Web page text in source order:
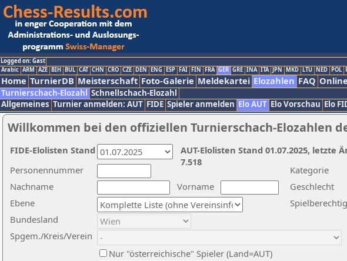
Logged on: Gast
Arabic ARM AZE BIH BUL CAT CHN CRO CZE DEN ENG ESP FAI FIN FRA GER GRE INA ITA JPN MKD LTU NED POL
Home TurnierDB Meisterschaft Foto-Galerie Meldekartei Elozahlen FAQ
Turnierschach-Elozahl Schnellschach-Elozahl
Allgemeines Turnier anmelden: AUT FIDE Spieler anmelden Elo AUT Elo Vorschau Elo
Willkommen bei den offiziellen Turnierschach-Elozahlen
Nachname
Vorname
Ebene
Kategorie
Personennummer
Bundesland
Spgem./Kreis/Verein
Geschlecht
Nur "österreichische" Spieler (Land=AUT)
AUT-Elolisten Stand 01.07.2025, letzte
7.518
FIDE-Elolisten Stand